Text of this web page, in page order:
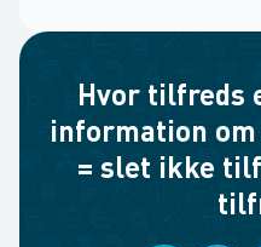
Hvor tilfreds
information
= slet ikke